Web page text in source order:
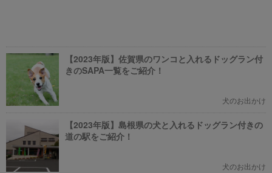
【2023年版】佐賀県のワンコと入れるドッグラン付
きのSAPA一覧をご紹介！
犬のお出かけ
【2023年版】島根県の犬と入れるドッグラン付きの
道の駅をご紹介！
犬のお出かけ